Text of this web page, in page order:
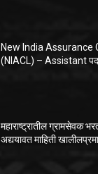
New India Assurance
(NIACL) – Assistant
महाराष्ट्रातील ग्रामसेवक
अद्ययावत माहिती